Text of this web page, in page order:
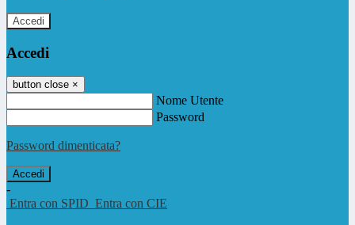
Accedi
Accedi
button close ×
Nome Utente
Password
Password dimenticata?
-
Entra con SPID Entra con CIE